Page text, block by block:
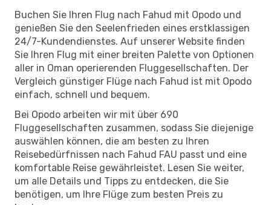
Buchen Sie Ihren Flug nach Fahud mit Opodo und
genießen Sie den Seelenfrieden eines erstklassigen
24/7-Kundendienstes. Auf unserer Website finden
Sie Ihren Flug mit einer breiten Palette von Optionen
aller in Oman operierenden Fluggesellschaften. Der
Vergleich günstiger Flüge nach Fahud ist mit Opodo
einfach, schnell und bequem.
Bei Opodo arbeiten wir mit über 690
Fluggesellschaften zusammen, sodass Sie diejenige
auswählen können, die am besten zu Ihren
Reisebedürfnissen nach Fahud FAU passt und eine
komfortable Reise gewährleistet. Lesen Sie weiter,
um alle Details und Tipps zu entdecken, die Sie
benötigen, um Ihre Flüge zum besten Preis zu